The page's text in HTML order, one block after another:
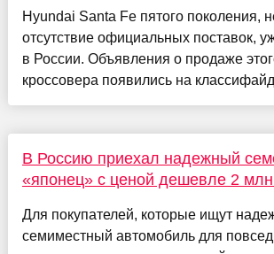
Hyundai Santa Fe пятого поколения,
отсутствие официальных поставок,
в России. Объявления о продаже
кроссовера появились на
В Россию приехал надежный
«японец» с ценой дешевле 2
Для покупателей, которые ищут
семиместный автомобиль для